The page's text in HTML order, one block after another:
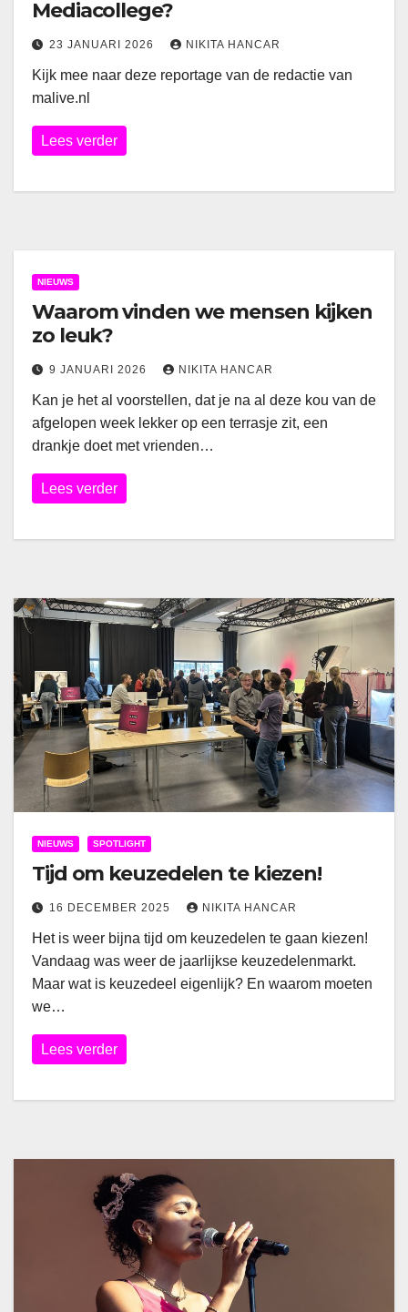
Mediacollege?
23 JANUARI 2026 NIKITA HANCAR
Kijk mee naar deze reportage van de redactie van
malive.nl
Lees verder
NIEUWS
Waarom vinden we mensen kijken
zo leuk?
9 JANUARI 2026 NIKITA HANCAR
Kan je het al voorstellen, dat je na al deze kou van de
afgelopen week lekker op een terrasje zit, een
drankje doet met vrienden…
Lees verder
NIEUWS SPOTLIGHT
Tijd om keuzedelen te kiezen!
16 DECEMBER 2025 NIKITA HANCAR
Het is weer bijna tijd om keuzedelen te gaan kiezen!
Vandaag was weer de jaarlijkse keuzedelenmarkt.
Maar wat is keuzedeel eigenlijk? En waarom moeten
we…
Lees verder